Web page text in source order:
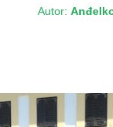
Autor: